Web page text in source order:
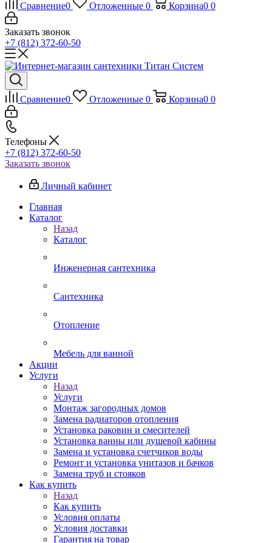
Сравнение0 Отложенные 0 Корзина0 0
Заказать звонок
+7 (812) 372-60-50
Сравнение0 Отложенные 0 Корзина0 0
Телефоны
+7 (812) 372-60-50
Заказать звонок
Личный кабинет
Главная
Каталог
Назад
Каталог
Инженерная сантехника
Сантехника
Отопление
Мебель для ванной
Акции
Услуги
Назад
Услуги
Монтаж загородных домов
Замена радиаторов отопления
Установка раковин и смесителей
Установка ванны или душевой кабины
Замена и установка счетчиков воды
Ремонт и установка унитазов и бачков
Замена труб и стояков
Как купить
Назад
Как купить
Условия оплаты
Условия доставки
Гарантия на товар